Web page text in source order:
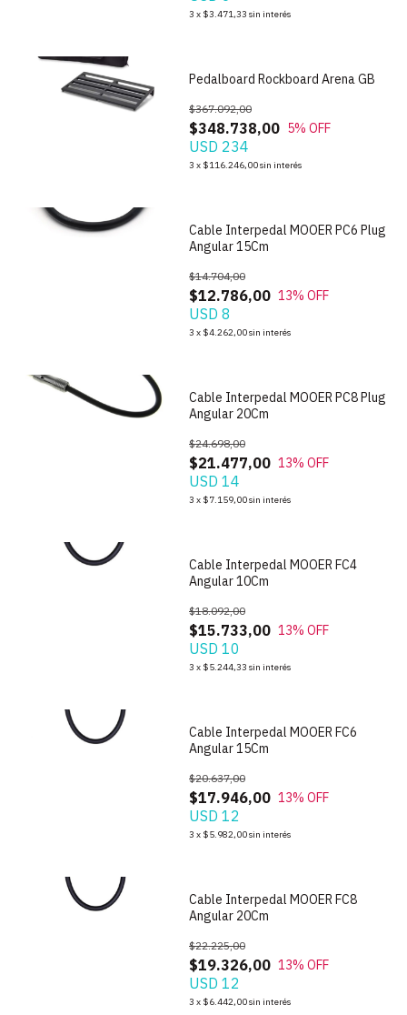
3 x $3.471,33 sin interés
Pedalboard Rockboard Arena GB
$348.738,00
$367.092,00
5% OFF
USD 234
3 x $116.246,00sin interés
Cable Interpedal MOOER PC6 Plug
Angular 15Cm
$12.786,00
$14.704,00
13% OFF
USD 8
3 x $4.262,00sin interés
Cable Interpedal MOOER PC8 Plug
Angular 20Cm
$21.477,00
$24.698,00
13% OFF
USD 14
3 x $7.159,00sin interés
Cable Interpedal MOOER FC4
Angular 10Cm
$15.733,00
$18.092,00
13% OFF
USD 10
3 x $5.244,33 sin interés
Cable Interpedal MOOER FC6
Angular 15Cm
$17.946,00
$20.637,00
13% OFF
USD 12
3 x $5.982,00sin interés
Cable Interpedal MOOER FC8
Angular 20Cm
$19.326,00
$22.225,00
13% OFF
USD 12
3 x $6.442,00sin interés